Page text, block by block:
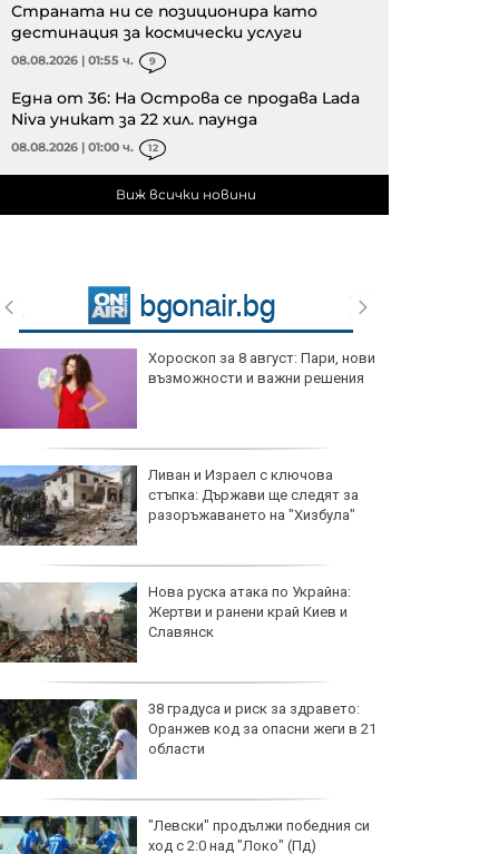
Страната ни се позиционира като
дестинация за космически услуги
08.08.2026 | 01:55 ч. 9
Една от 36: На Острова се продава Lada
Niva уникат за 22 хил. паунда
08.08.2026 | 01:00 ч. 12
Виж всички новини
Хороскоп за 8 август: Пари, нови
възможности и важни решения
Ливан и Израел с ключова
стъпка: Държави ще следят за
разоръжаването на "Хизбула"
Нова руска атака по Украйна:
Жертви и ранени край Киев и
Славянск
38 градуса и риск за здравето:
Оранжев код за опасни жеги в 21
области
"Левски" продължи победния си
ход с 2:0 над "Локо" (Пд)